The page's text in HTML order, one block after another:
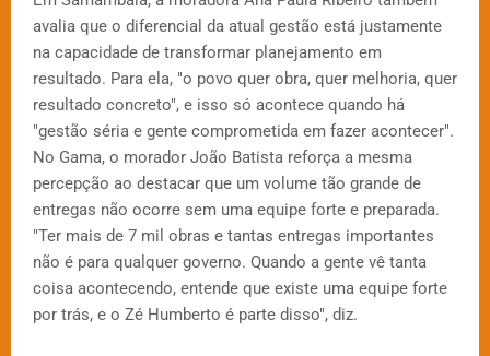
avalia que o diferencial da atual gestão está justamente
na capacidade de transformar planejamento em
resultado. Para ela, "o povo quer obra, quer melhoria, quer
resultado concreto", e isso só acontece quando há
"gestão séria e gente comprometida em fazer acontecer".
No Gama, o morador João Batista reforça a mesma
percepção ao destacar que um volume tão grande de
entregas não ocorre sem uma equipe forte e preparada.
"Ter mais de 7 mil obras e tantas entregas importantes
não é para qualquer governo. Quando a gente vê tanta
coisa acontecendo, entende que existe uma equipe forte
por trás, e o Zé Humberto é parte disso", diz.